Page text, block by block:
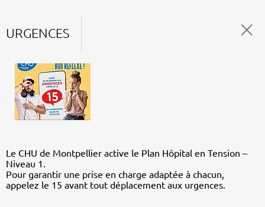
URGENCES
Le CHU de Montpellier active le Plan Hôpital en Tension –
Niveau 1.
Pour garantir une prise en charge adaptée à chacun,
appelez le 15 avant tout déplacement aux urgences.